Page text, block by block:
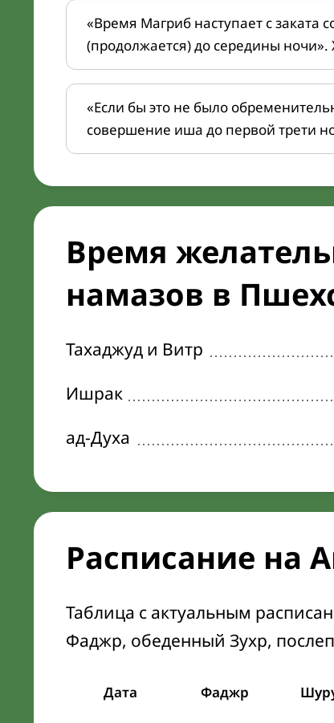
«Время Магриб наступает с заката
(продолжается) до середины
«Если бы это не было
совершение иша до первой трети
Время
намазов в
Тахаджуд и Витр
Ишрак
ад-Духа
Расписание на
Таблица с актуальным
Фаджр, обеденный Зухр,
Дата Фаджр